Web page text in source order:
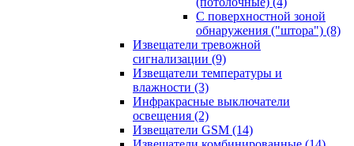
С поверхностной зоной
обнаружения ("штора") (8)
Извещатели тревожной
сигнализации (9)
Извещатели температуры и
влажности (3)
Инфракрасные выключатели
освещения (2)
Извещатели GSM (14)